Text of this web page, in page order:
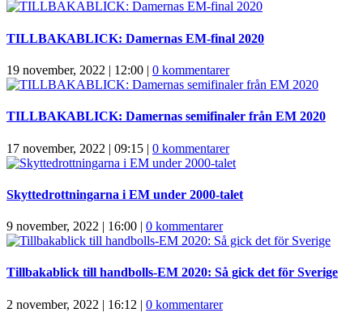
TILLBAKABLICK: Damernas EM-final 2020
19 november, 2022 | 12:00 | 0 kommentarer
TILLBAKABLICK: Damernas semifinaler från EM 2020
17 november, 2022 | 09:15 | 0 kommentarer
Skyttedrottningarna i EM under 2000-talet
9 november, 2022 | 16:00 | 0 kommentarer
Tillbakablick till handbolls-EM 2020: Så gick det för Sverige
2 november, 2022 | 16:12 | 0 kommentarer